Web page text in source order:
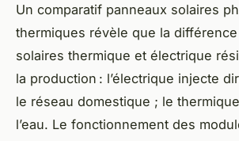
Un comparatif panneaux solaires
thermiques révèle que la
solaires thermique et électrique
la production : l’électrique injecte
le réseau domestique ; le
l’eau. Le fonctionnement des